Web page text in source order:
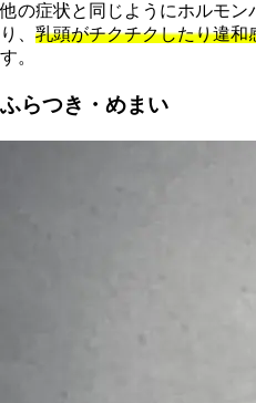
他の症状と同じようにホルモ
り、 乳頭がチクチクしたり違和
す。
ふらつき・めまい